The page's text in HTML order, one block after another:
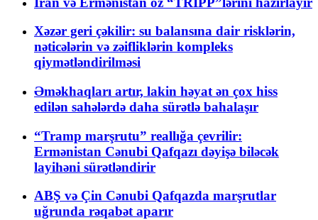
Xəzər geri çəkilir: su balansına dair risklərin,
nəticələrin və zəifliklərin kompleks
qiymətləndirilməsi
Əməkhaqları artır, lakin həyat ən çox hiss
edilən sahələrdə daha sürətlə bahalaşır
“Tramp marşrutu” reallığa çevrilir:
Ermənistan Cənubi Qafqazı dəyişə biləcək
layihəni sürətləndirir
ABŞ və Çin Cənubi Qafqazda marşrutlar
uğrunda rəqabət aparır